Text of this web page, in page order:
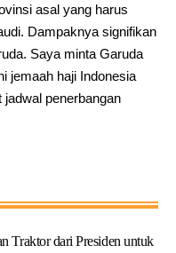
asal yang harus
Dampaknya signifikan
Saya minta Garuda
jemaah haji Indonesia
penerbangan
Traktor dari Presiden untuk